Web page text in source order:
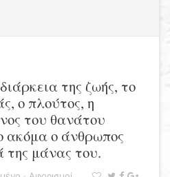
της ζωής, το
ο πλούτος, η
του θανάτου
ακόμα ο άνθρωπος
της μάνας του.